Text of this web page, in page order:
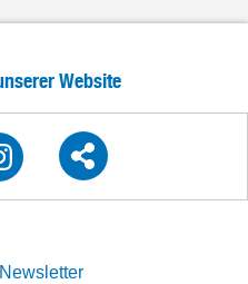
Website
Newsletter